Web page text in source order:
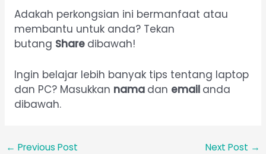
Adakah perkongsian ini bermanfaat atau
membantu untuk anda? Tekan
butang Share dibawah!
Ingin belajar lebih banyak tips tentang laptop
dan PC? Masukkan nama dan email anda
dibawah.
← Previous Post Next Post →